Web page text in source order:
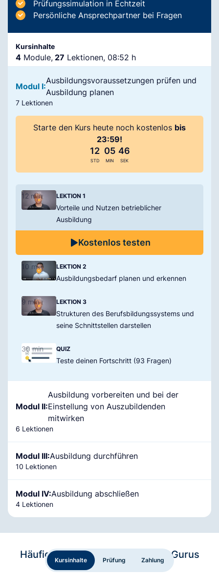
Prüfungssimulation in Echtzeit
Persönliche Ansprechpartner bei Fragen
Kursinhalte
4 Module, 27 Lektionen, 08:52 h
Modul I:
Ausbildungsvoraussetzungen prüfen und
Ausbildung planen
7 Lektionen
Starte den Kurs heute noch kostenlos bis
23:59!
12
STD
05
MIN
45
SEK
LEKTION 1
Vorteile und Nutzen betrieblicher
Ausbildung
Kostenlos testen
12 min
LEKTION 2
Ausbildungsbedarf planen und erkennen
10 min
LEKTION 3
Strukturen des Berufsbildungssystems und
seine Schnittstellen darstellen
9 min
QUIZ
Teste deinen Fortschritt (93 Fragen)
30 min
Modul II:
Ausbildung vorbereiten und bei der
Einstellung von Auszubildenden
mitwirken
6 Lektionen
Modul III:Ausbildung durchführen
10 Lektionen
Modul IV:Ausbildung abschließen
4 Lektionen
Häufig gestellte Fragen zu AEVOGurus
Kursinhalte Prüfung Zahlung